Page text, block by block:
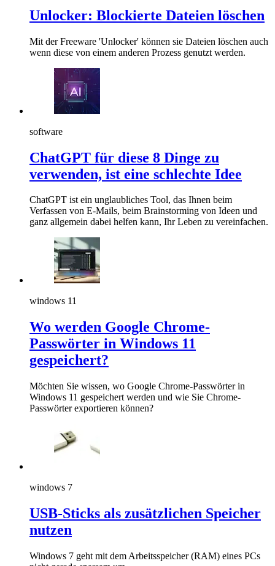
Unlocker: Blockierte Dateien löschen
Mit der Freeware 'Unlocker' können sie Dateien löschen auch
wenn diese von einem anderen Prozess genutzt werden.
software
ChatGPT für diese 8 Dinge zu
verwenden, ist eine schlechte Idee
ChatGPT ist ein unglaubliches Tool, das Ihnen beim
Verfassen von E-Mails, beim Brainstorming von Ideen und
ganz allgemein dabei helfen kann, Ihr Leben zu vereinfachen.
windows 11
Wo werden Google Chrome-
Passwörter in Windows 11
gespeichert?
Möchten Sie wissen, wo Google Chrome-Passwörter in
Windows 11 gespeichert werden und wie Sie Chrome-
Passwörter exportieren können?
windows 7
USB-Sticks als zusätzlichen Speicher
nutzen
Windows 7 geht mit dem Arbeitsspeicher (RAM) eines PCs